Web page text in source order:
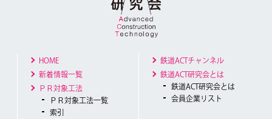
HOME
新着情報一覧
ＰＲ対象工法
ＰＲ対象工法一覧
索引
鉄道ACTチャンネル
鉄道ACT研究会とは
鉄道ACT研究会とは
会員企業リスト